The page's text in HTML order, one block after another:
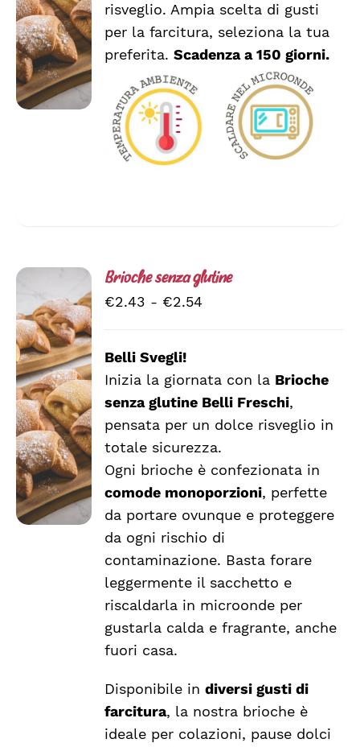
HA
PIÙ
VARIANTI.
LE
OPZIONI
POSSONO
risveglio. Ampia scelta di gusti
per la farcitura, seleziona la tua
preferita.Scadenza a 150 giorni.
SCEGLI
QUESTO
PRODOTTO
HA
PIÙ
VARIANTI.
LE
OPZIONI
POSSONO
/
DETTAGLI
Brioche senza glutine
€2.43 - €2.54Fascia
Belli Svegli!
Inizia la giornata con la Brioche
senza glutine Belli Freschi,
pensata per un dolce risveglio in
totale sicurezza.
Ogni brioche è confezionata in
comode monoporzioni, perfette
da portare ovunque e proteggere
da ogni rischio di
contaminazione. Basta forare
leggermente il sacchetto e
riscaldarla in microonde per
gustarla calda e fragrante, anche
fuori casa.
Disponibile indiversi gusti di
farcitura, la nostra brioche è
ideale per colazioni, pause dolci